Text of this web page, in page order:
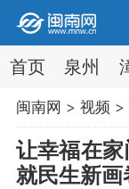
首页 泉州
闽南网 > 视频 >
让幸福在
就民生新画